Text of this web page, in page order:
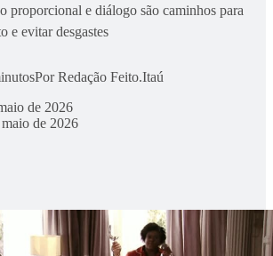
proporcional e diálogo são caminhos para
e evitar desgastes
PorRedação Feito.Itaú
de 2026
de 2026